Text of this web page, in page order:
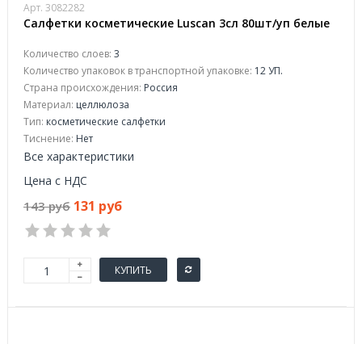
Арт. 3082282
Салфетки косметические Luscan 3сл 80шт/уп белые
Количество слоев: 3
Количество упаковок в транспортной упаковке: 12 УП.
Страна происхождения: Россия
Материал: целлюлоза
Тип: косметические салфетки
Тиснение: Нет
Все характеристики
Цена с НДС
143 руб 131 руб
КУПИТЬ